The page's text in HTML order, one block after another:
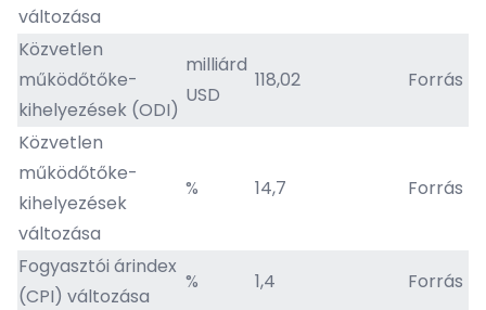
változása
Közvetlen
működőtőke-
kihelyezések (ODI)
milliárd
USD
118,02 Forrás
Közvetlen
működőtőke-
kihelyezések
változása
% 14,7 Forrás
Fogyasztói árindex
(CPI) változása
% 1,4
Forrás